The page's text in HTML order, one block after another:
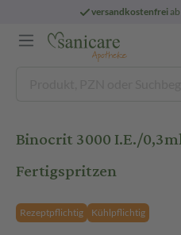
versandkostenfrei
Binocrit 3000 I.E./
Fertigspritzen
Rezeptpflichtig Kühlpflichtig